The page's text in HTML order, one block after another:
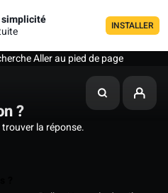
INSTALLER
Aller au pied de page
?
la réponse.